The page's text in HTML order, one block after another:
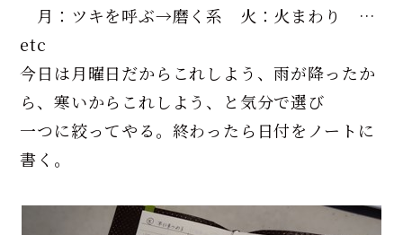
月：ツキを呼ぶ→磨く系 火：火まわり …
etc
今日は月曜日だからこれしよう、雨が降ったか
ら、寒いからこれしよう、と気分で選び
一つに絞ってやる。終わったら日付をノートに
書く。